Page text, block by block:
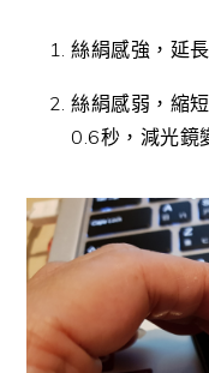
絲絹感強，延
絲絹感弱，縮
0.6秒，減光鏡